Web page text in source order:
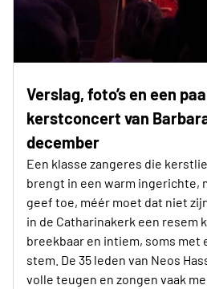
Verslag, foto’s en een
kerstconcert van
december
Een klasse zangeres die
brengt in een warm ingerichte,
geef toe, méér moet dat niet
in de Catharinakerk een resem
breekbaar en intiem, soms met
stem. De 35 leden van Neos
volle teugen en zongen vaak